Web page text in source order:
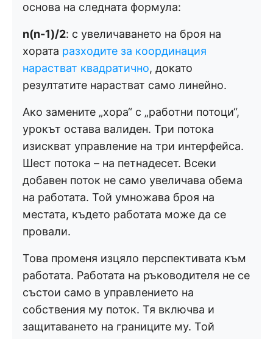
основа на следната формула:
n(n-1)/2: с увеличаването на броя на
хората разходите за координация
нарастват квадратично, докато
резултатите нарастват само линейно.
Ако замените „хора“ с „работни потоци“,
урокът остава валиден. Три потока
изискват управление на три интерфейса.
Шест потока – на петнадесет. Всеки
добавен поток не само увеличава обема
на работата. Той умножава броя на
местата, където работата може да се
провали.
Това променя изцяло перспективата към
работата. Работата на ръководителя не се
състои само в управлението на
собствения му поток. Тя включва и
защитаването на границите му. Той